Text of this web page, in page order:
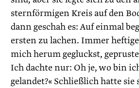
sternförmigen Kreis auf den
dann geschah es: Auf einmal
ersten zu lachen. Immer
mich herum gegluckst,
Ich dachte nur: Oh je, wo bin
gelandet?« Schließlich hatte sie